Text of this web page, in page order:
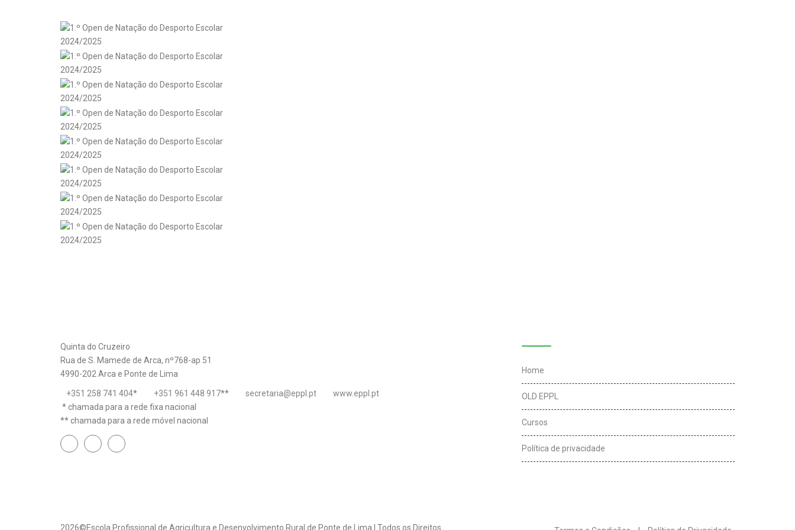
Quinta do Cruzeiro
Rua de S. Mamede de Arca, nº768-ap 51
4990-202 Arca e Ponte de Lima
+351 258 741 404* +351 961 448 917** secretaria@eppl.pt
www.eppl.pt
* chamada para a rede fixa nacional
** chamada para a rede móvel nacional
Home
OLD EPPL
Cursos
Política de privacidade
2026©Escola Profissional de Agricultura e Desenvolvimento Rural de Ponte de Lima | Todos os Direitos